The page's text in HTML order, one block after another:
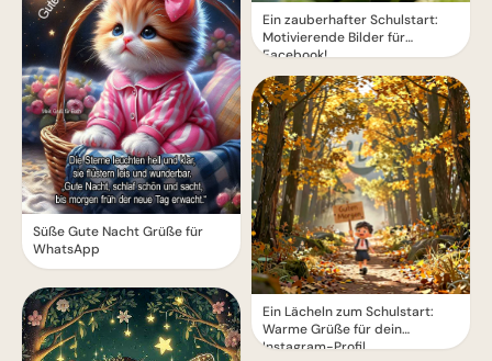
Süße Gute Nacht Grüße für
WhatsApp
Ein zauberhafter Schulstart:
Motivierende Bilder für
Facebook!
Ein Lächeln zum Schulstart:
Warme Grüße für dein
Instagram-Profil